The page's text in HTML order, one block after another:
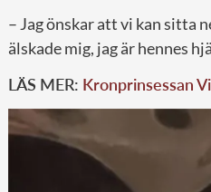
– Jag önskar att vi kan sitta
älskade mig, jag är hennes
LÄS MER: Kronprinsessan